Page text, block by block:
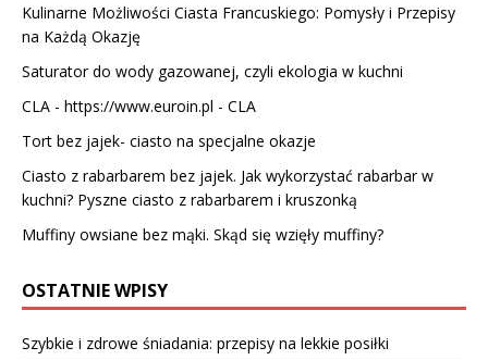
Kulinarne Możliwości Ciasta Francuskiego: Pomysły i Przepisy
na Każdą Okazję
Saturator do wody gazowanej, czyli ekologia w kuchni
CLA - https://www.euroin.pl - CLA
Tort bez jajek- ciasto na specjalne okazje
Ciasto z rabarbarem bez jajek. Jak wykorzystać rabarbar w
kuchni? Pyszne ciasto z rabarbarem i kruszonką
Muffiny owsiane bez mąki. Skąd się wzięły muffiny?
OSTATNIE WPISY
Szybkie i zdrowe śniadania: przepisy na lekkie posiłki